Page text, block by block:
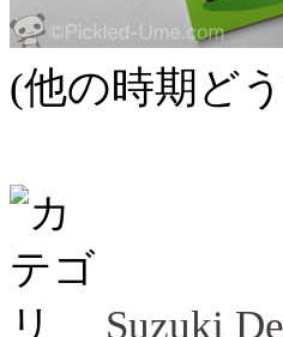
(他の時期 ど
Suzuki